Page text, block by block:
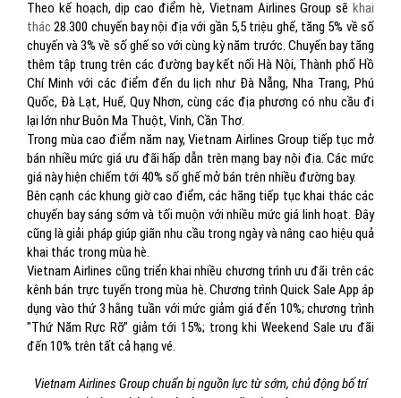
Theo kế hoạch, dịp cao điểm hè, Vietnam Airlines Group sẽ khai
thác 28.300 chuyến bay nội địa với gần 5,5 triệu ghế, tăng 5% về số
chuyến và 3% về số ghế so với cùng kỳ năm trước. Chuyến bay tăng
thêm tập trung trên các đường bay kết nối Hà Nội, Thành phố Hồ
Chí Minh với các điểm đến du lịch như Đà Nẵng, Nha Trang, Phú
Quốc, Đà Lạt, Huế, Quy Nhơn, cùng các địa phương có nhu cầu đi
lại lớn như Buôn Ma Thuột, Vinh, Cần Thơ.
Trong mùa cao điểm năm nay, Vietnam Airlines Group tiếp tục mở
bán nhiều mức giá ưu đãi hấp dẫn trên mạng bay nội địa. Các mức
giá này hiện chiếm tới 40% số ghế mở bán trên nhiều đường bay.
Bên cạnh các khung giờ cao điểm, các hãng tiếp tục khai thác các
chuyến bay sáng sớm và tối muộn với nhiều mức giá linh hoạt. Đây
cũng là giải pháp giúp giãn nhu cầu trong ngày và nâng cao hiệu quả
khai thác trong mùa hè.
Vietnam Airlines cũng triển khai nhiều chương trình ưu đãi trên các
kênh bán trực tuyến trong mùa hè. Chương trình Quick Sale App áp
dụng vào thứ 3 hằng tuần với mức giảm giá đến 10%; chương trình
"Thứ Năm Rực Rỡ" giảm tới 15%; trong khi Weekend Sale ưu đãi
đến 10% trên tất cả hạng vé.
Vietnam Airlines Group chuẩn bị nguồn lực từ sớm, chủ động bố trí